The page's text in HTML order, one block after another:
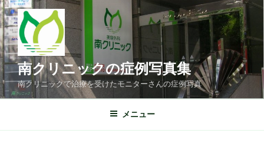
コ
ン
テ
ン
ツ
へ
ス
プ
南クリニックの症例写真集
南クリニックで治療を受けたモニターさんの症例写真
メニュー